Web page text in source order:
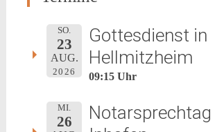
SO.
23
AUG.
2026
Gottesdienst in
Hellmitzheim
09:15 Uhr
MI.
26
Notarsprechtag